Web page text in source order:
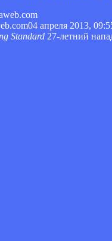
04 апреля 2013,
Standard 27-летний